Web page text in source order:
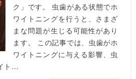
ク」です。 虫歯がある状態でホ
ワイトニングを行うと、さまざ
まな問題が生じる可能性があり
ます。 この記事では、虫歯がホ
ワイトニングに与える影響、虫
ト…